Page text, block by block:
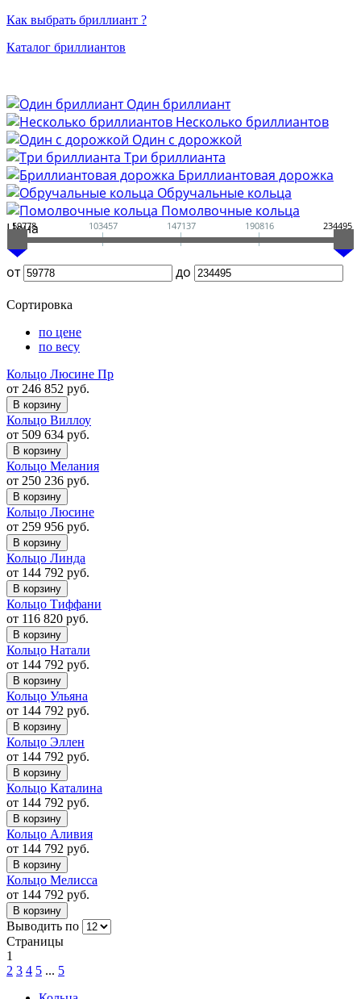
Как выбрать бриллиант ?
Каталог бриллиантов
Один бриллиант
Несколько бриллиантов
Один с дорожкой
Три бриллианта
Бриллиантовая дорожка
Обручальные кольца
Помолвочные кольца
Цена
59778 103457 147137 190816 234495
от до
Сортировка
по цене
по весу
Кольцо Люсине Пр
от 246 852 руб.
В корзину
Кольцо Виллоу
от 509 634 руб.
В корзину
Кольцо Мелания
от 250 236 руб.
В корзину
Кольцо Люсине
от 259 956 руб.
В корзину
Кольцо Линда
от 144 792 руб.
В корзину
Кольцо Тиффани
от 116 820 руб.
В корзину
Кольцо Натали
от 144 792 руб.
В корзину
Кольцо Ульяна
от 144 792 руб.
В корзину
Кольцо Эллен
от 144 792 руб.
В корзину
Кольцо Каталина
от 144 792 руб.
В корзину
Кольцо Аливия
от 144 792 руб.
В корзину
Кольцо Мелисса
от 144 792 руб.
В корзину
Выводить по
Страницы
1
2 3 4 5 ... 5